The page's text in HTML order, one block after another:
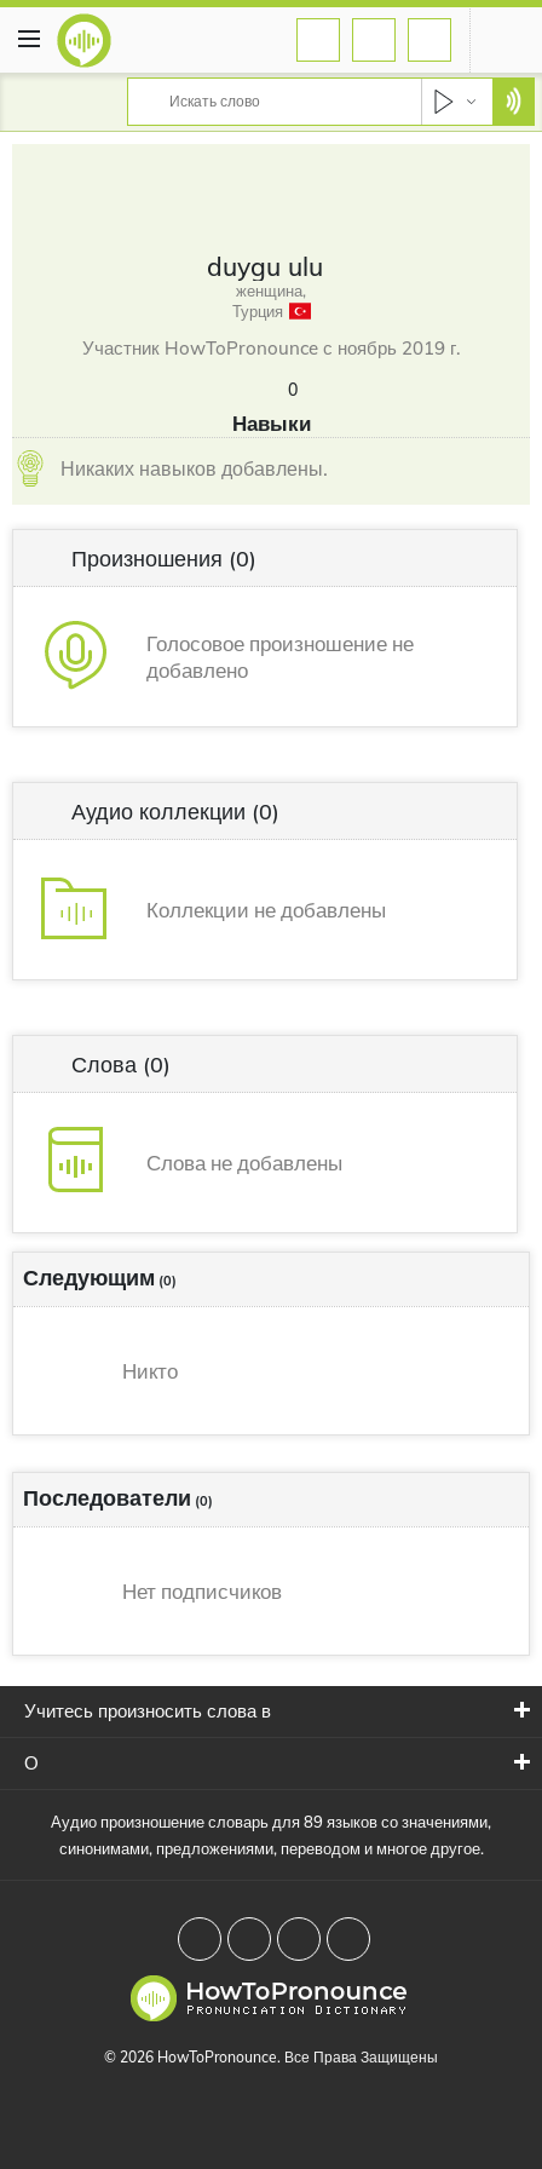
duygu ulu
женщина,
Турция
Участник HowToPronounce с ноябрь 2019 г.
0
Навыки
Никаких навыков добавлены.
Произношения (0)
Голосовое произношение не
добавлено
Аудио коллекции (0)
Коллекции не добавлены
Слова (0)
Слова не добавлены
Следующим (0)
Никто
Последователи (0)
Нет подписчиков
Учитесь произносить слова в
О
Аудио произношение словарь для 89 языков со значениями,
синонимами, предложениями, переводом и многое другое.
© 2026 HowToPronounce. Все Права Защищены